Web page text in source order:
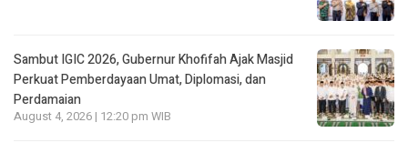
Sambut IGIC 2026, Gubernur Khofifah Ajak Masjid
Perkuat Pemberdayaan Umat, Diplomasi, dan
Perdamaian
August 4, 2026 | 12:20 pm WIB